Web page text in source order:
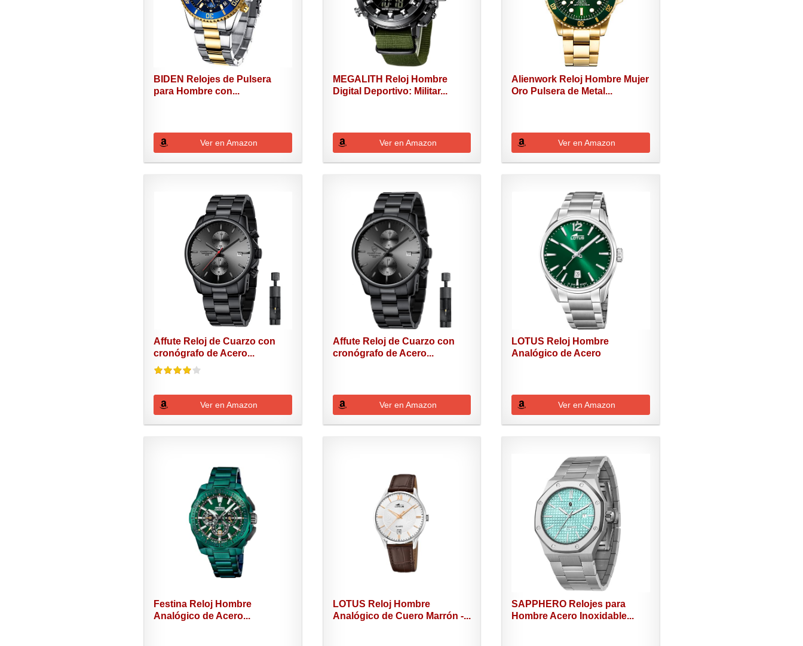
BIDEN Relojes de Pulsera
para Hombre con...
Ver en Amazon
MEGALITH Reloj Hombre
Digital Deportivo: Militar...
Ver en Amazon
Alienwork Reloj Hombre Mujer
Oro Pulsera de Metal...
Ver en Amazon
Affute Reloj de Cuarzo con
cronógrafo de Acero...
Ver en Amazon
Affute Reloj de Cuarzo con
cronógrafo de Acero...
Ver en Amazon
LOTUS Reloj Hombre
Analógico de Acero
Ver en Amazon
Festina Reloj Hombre
Analógico de Acero...
LOTUS Reloj Hombre
Analógico de Cuero Marrón -...
SAPPHERO Relojes para
Hombre Acero Inoxidable...